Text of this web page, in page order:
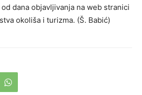
dana objavljivanja na web stranici
okoliša i turizma. (Š. Babić)